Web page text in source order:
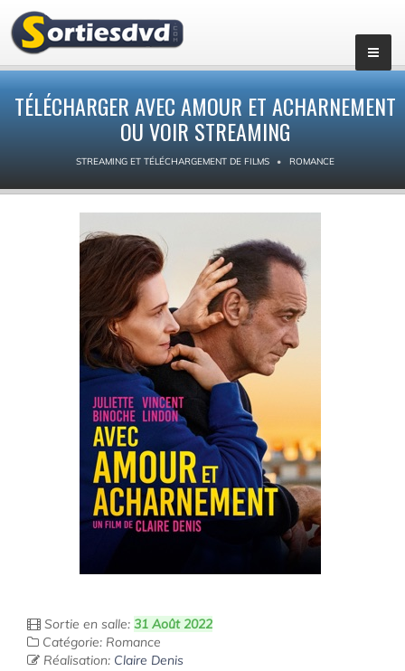
TÉLÉCHARGER AVEC AMOUR ET ACHARNEMENT
OU VOIR STREAMING
STREAMING ET TÉLÉCHARGEMENT DE FILMS ROMANCE
Sortie en salle: 31 Août 2022
Catégorie: Romance
Réalisation: Claire Denis